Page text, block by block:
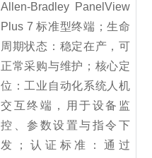
Allen-Bradley PanelView
Plus 7 标准型终端；生命
周期状态：稳定在产，可
正常采购与维护；核心定
位：工业自动化系统人机
交互终端，用于设备监
控、参数设置与指令下
发；认证标准：通过